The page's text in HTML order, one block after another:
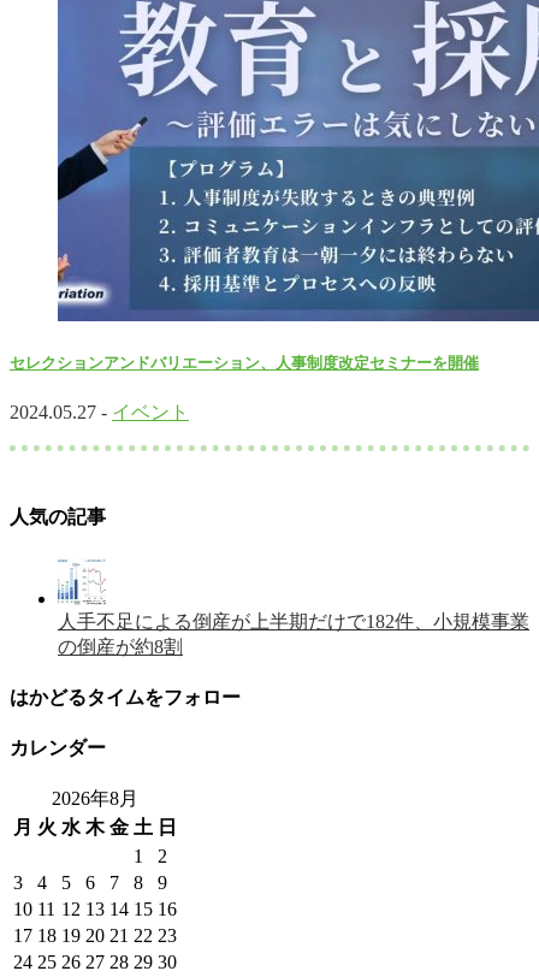
セレクションアンドバリエーション、人事制度改定セミナーを開催
2024.05.27 - イベント
人気の記事
人手不足による倒産が上半期だけで182件、小規模事業
の倒産が約8割
はかどるタイムをフォロー
カレンダー
2026年8月
月 火 水 木 金 土 日
1
2
3
4 5 6 7 8
9
10 11 12 13 14 15 16
17 18 19 20 21 22 23
24 25 26 27 28 29 30